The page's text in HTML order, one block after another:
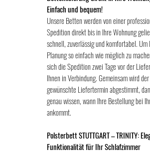
Einfach und bequem!
Unsere Betten werden von einer
Spedition direkt bis in Ihre Wohnung
schnell, zuverlässig und komfortabel. Um
Planung so einfach wie möglich zu
sich die Spedition zwei Tage vor der
Ihnen in Verbindung. Gemeinsam wird der
gewünschte Liefertermin abgestimmt,
genau wissen, wann Ihre Bestellung bei
ankommt.
Polsterbett STUTTGART – TRINITY:
Funktionalität für Ihr Schlafzimmer